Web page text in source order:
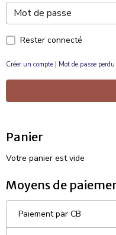
Rester connecté
Créer un compte Mot de passe perdu
Panier
Votre panier est vide
Moyens de
Paiement par CB